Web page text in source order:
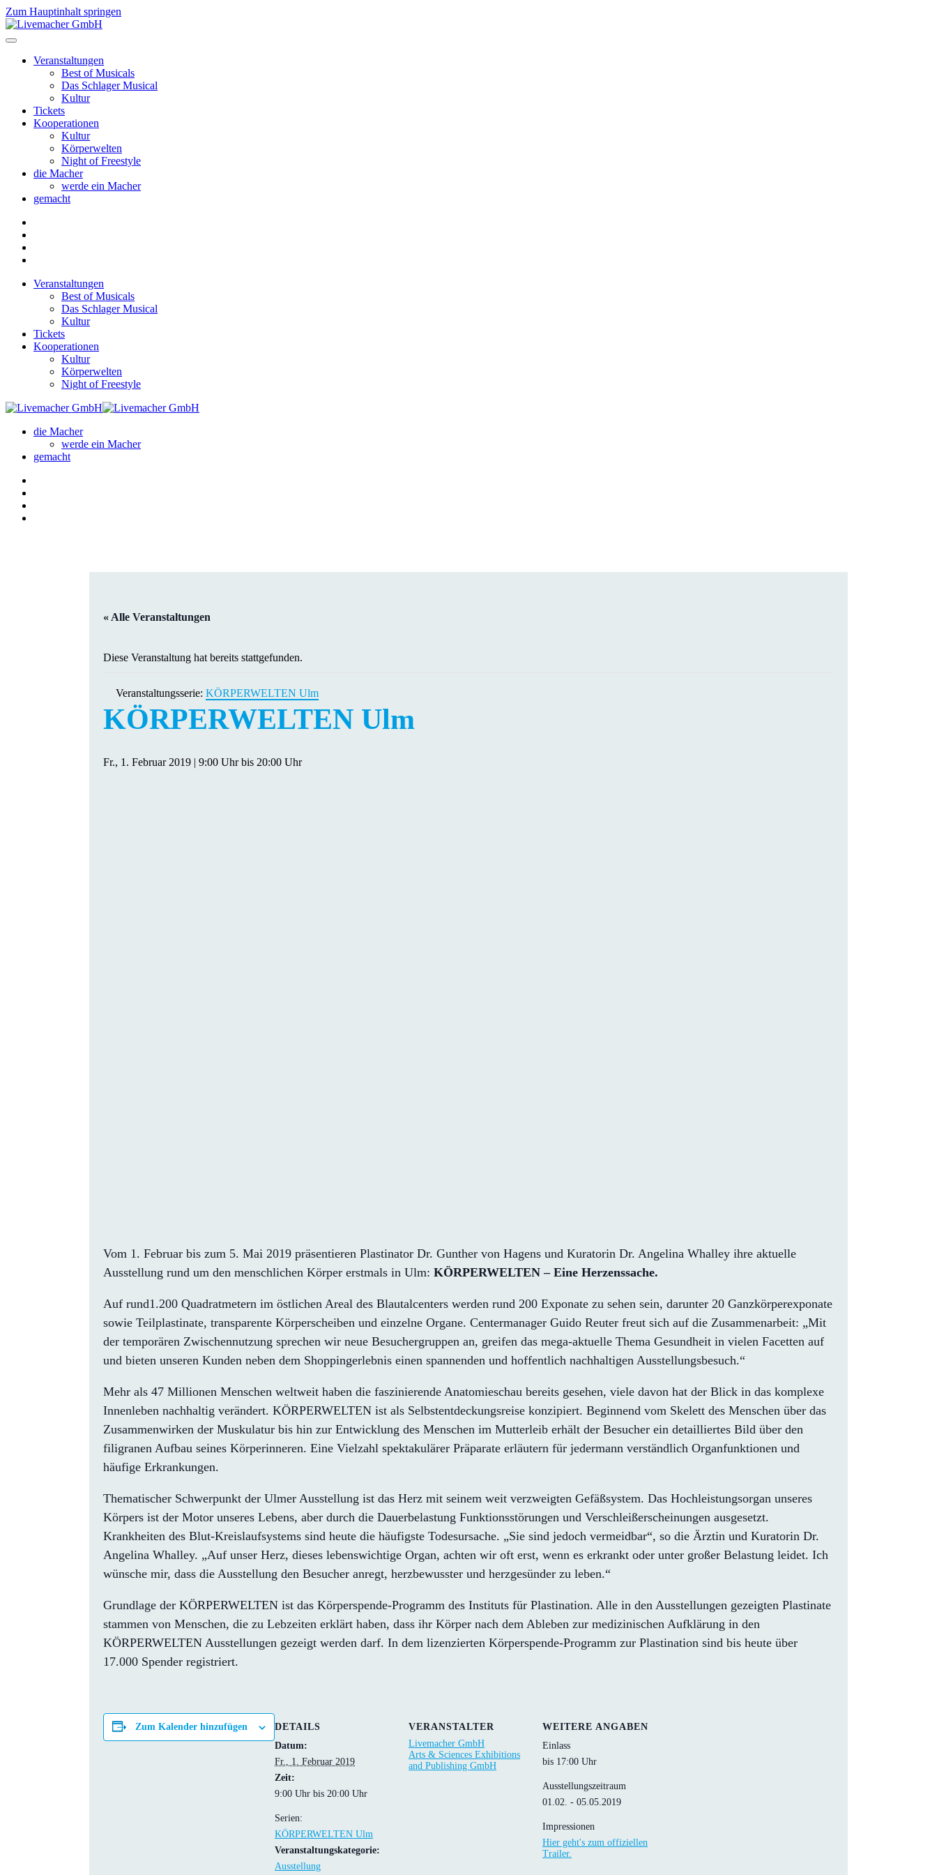
Zum Hauptinhalt springen
Veranstaltungen
Best of Musicals
Das Schlager Musical
Kultur
Tickets
Kooperationen
Kultur
Körperwelten
Night of Freestyle
die Macher
werde ein Macher
gemacht
Veranstaltungen
Best of Musicals
Das Schlager Musical
Kultur
Tickets
Kooperationen
Kultur
Körperwelten
Night of Freestyle
die Macher
werde ein Macher
gemacht
« Alle Veranstaltungen
Diese Veranstaltung hat bereits stattgefunden.
Veranstaltungsserie: KÖRPERWELTEN Ulm
KÖRPERWELTEN Ulm
Fr., 1. Februar 2019 | 9:00 Uhrbis 20:00 Uhr
Vom 1. Februar bis zum 5. Mai 2019 präsentieren Plastinator Dr. Gunther von Hagens und Kuratorin Dr. Angelina Whalley ihre aktuelle
Ausstellung rund um den menschlichen Körper erstmals in Ulm: KÖRPERWELTEN – Eine Herzenssache.
Auf rund1.200 Quadratmetern im östlichen Areal des Blautalcenters werden rund 200 Exponate zu sehen sein, darunter 20 Ganzkörperexponate
sowie Teilplastinate, transparente Körperscheiben und einzelne Organe. Centermanager Guido Reuter freut sich auf die Zusammenarbeit: „Mit
der temporären Zwischennutzung sprechen wir neue Besuchergruppen an, greifen das mega-aktuelle Thema Gesundheit in vielen Facetten auf
und bieten unseren Kunden neben dem Shoppingerlebnis einen spannenden und hoffentlich nachhaltigen Ausstellungsbesuch.“
Mehr als 47 Millionen Menschen weltweit haben die faszinierende Anatomieschau bereits gesehen, viele davon hat der Blick in das komplexe
Innenleben nachhaltig verändert. KÖRPERWELTEN ist als Selbstentdeckungsreise konzipiert. Beginnend vom Skelett des Menschen über das
Zusammenwirken der Muskulatur bis hin zur Entwicklung des Menschen im Mutterleib erhält der Besucher ein detailliertes Bild über den
filigranen Aufbau seines Körperinneren. Eine Vielzahl spektakulärer Präparate erläutern für jedermann verständlich Organfunktionen und
häufige Erkrankungen.
Thematischer Schwerpunkt der Ulmer Ausstellung ist das Herz mit seinem weit verzweigten Gefäßsystem. Das Hochleistungsorgan unseres
Körpers ist der Motor unseres Lebens, aber durch die Dauerbelastung Funktionsstörungen und Verschleißerscheinungen ausgesetzt.
Krankheiten des Blut-Kreislaufsystems sind heute die häufigste Todesursache. „Sie sind jedoch vermeidbar“, so die Ärztin und Kuratorin Dr.
Angelina Whalley. „Auf unser Herz, dieses lebenswichtige Organ, achten wir oft erst, wenn es erkrankt oder unter großer Belastung leidet. Ich
wünsche mir, dass die Ausstellung den Besucher anregt, herzbewusster und herzgesünder zu leben.“
Grundlage der KÖRPERWELTEN ist das Körperspende-Programm des Instituts für Plastination. Alle in den Ausstellungen gezeigten Plastinate
stammen von Menschen, die zu Lebzeiten erklärt haben, dass ihr Körper nach dem Ableben zur medizinischen Aufklärung in den
KÖRPERWELTEN Ausstellungen gezeigt werden darf. In dem lizenzierten Körperspende-Programm zur Plastination sind bis heute über
17.000 Spender registriert.
Zum Kalender hinzufügen
DETAILS
Datum:
Fr., 1. Februar 2019
Zeit:
9:00 Uhr bis 20:00 Uhr
Serien:
KÖRPERWELTEN Ulm
Veranstaltungskategorie:
Ausstellung
VERANSTALTER
Livemacher GmbH
Arts & Sciences Exhibitions
and Publishing GmbH
WEITERE ANGABEN
Einlass
bis 17:00 Uhr
Ausstellungszeitraum
01.02. - 05.05.2019
Impressionen
Hier geht's zum offiziellen
Trailer.